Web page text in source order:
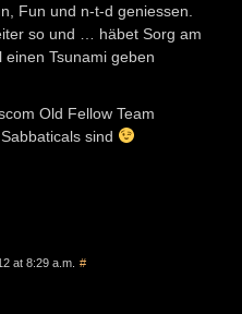
Fun und n-t-d geniessen.
so und … häbet Sorg am
Tsunami geben
Old Fellow Team
sind
at 8:29 a.m. #